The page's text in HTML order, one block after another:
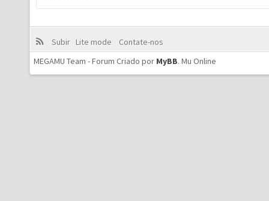
Subir Lite mode
Contate-nos
MEGAMU Team - Forum Criado por MyBB. Mu Online